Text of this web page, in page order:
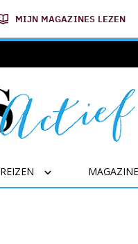
MIJN MAGAZINES LEZEN
REIZEN MAGAZINE